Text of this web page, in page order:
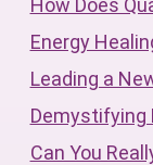
How Does
Energy
Leading a
Demystifying
Can You